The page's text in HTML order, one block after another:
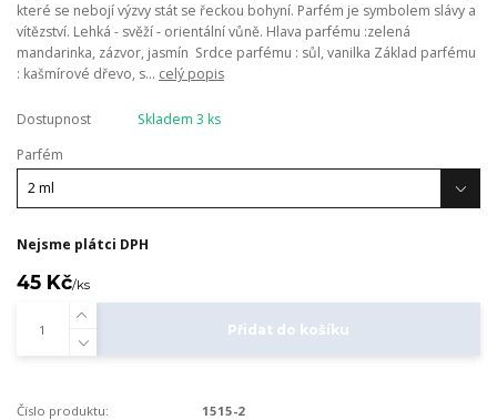
které se nebojí výzvy stát se řeckou bohyní. Parfém je symbolem slávy a
vítězství. Lehká - svěží - orientální vůně. Hlava parfému :zelená
mandarinka, zázvor, jasmín Srdce parfému : sůl, vanilka Základ parfému
: kašmírové dřevo, s... celý popis
Dostupnost
Skladem 3 ks
Parfém
Nejsme plátci DPH
45 Kč/ks
Přidat do košíku
Číslo produktu: 1515-2